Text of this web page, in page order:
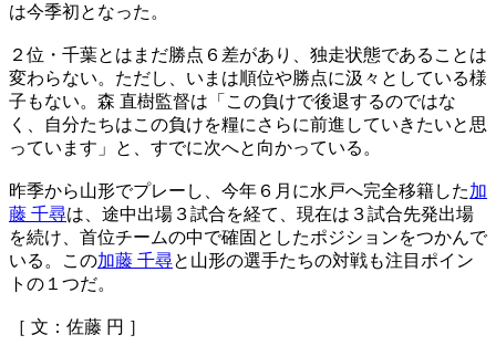
は今季初となった。
２位・千葉とはまだ勝点６差があり、独走状態であることは
変わらない。ただし、いまは順位や勝点に汲々としている様
子もない。森 直樹監督は「この負けで後退するのではな
く、自分たちはこの負けを糧にさらに前進していきたいと思
っています」と、すでに次へと向かっている。
昨季から山形でプレーし、今年６月に水戸へ完全移籍した加
藤 千尋は、途中出場３試合を経て、現在は３試合先発出場
を続け、首位チームの中で確固としたポジションをつかんで
いる。この加藤 千尋と山形の選手たちの対戦も注目ポイン
トの１つだ。
［ 文：佐藤 円 ］